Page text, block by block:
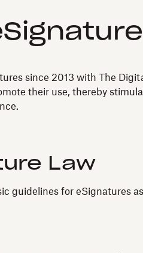
since 2013 with The
their use, thereby
Law
guidelines for eSignatures